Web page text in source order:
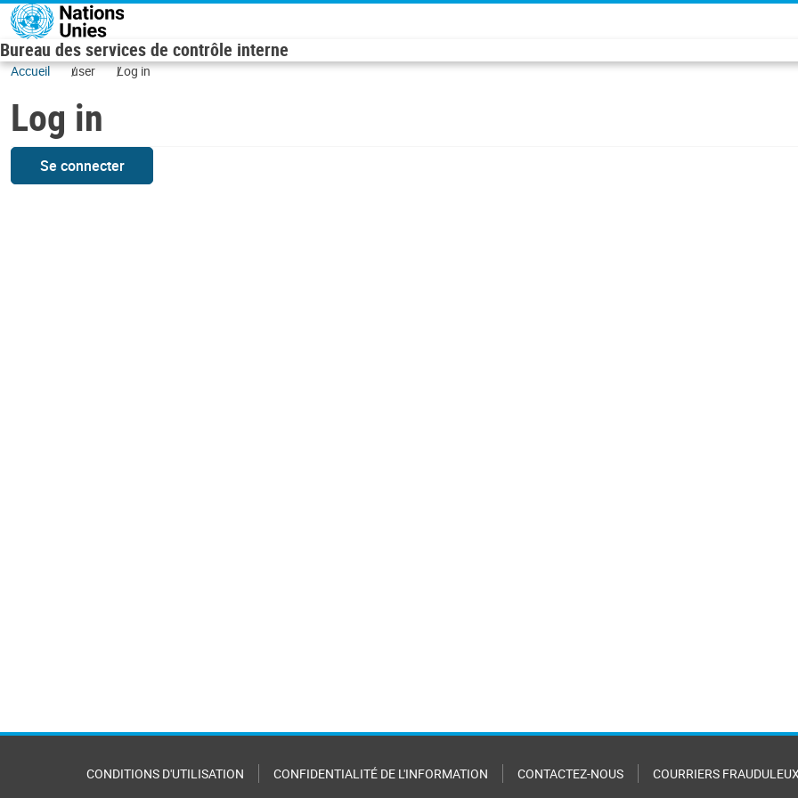
Skip to main content
Bureau des services de contrôle interne
Accueil user Log in
Log in
Se connecter
CONDITIONS D'UTILISATION CONFIDENTIALITÉ DE L'INFORMATION CONTACTEZ-NOUS COURRIERS